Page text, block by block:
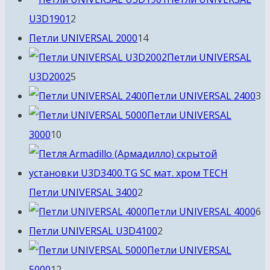
U3D19012
товара
Петли UNIVERSAL 20001414
товаровПетли UNIVERSAL
U3D20025
товаров
Петли UNIVERSAL 24003
Петли UNIVERSAL
300010
товаров
Петли UNIVERSAL 34002
товара
Петли UNIVERSAL 40006
Петли UNIVERSAL U3D41002
товара
Петли UNIVERSAL